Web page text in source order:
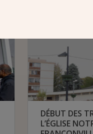
DÉBUT DES
L’ÉGLISE